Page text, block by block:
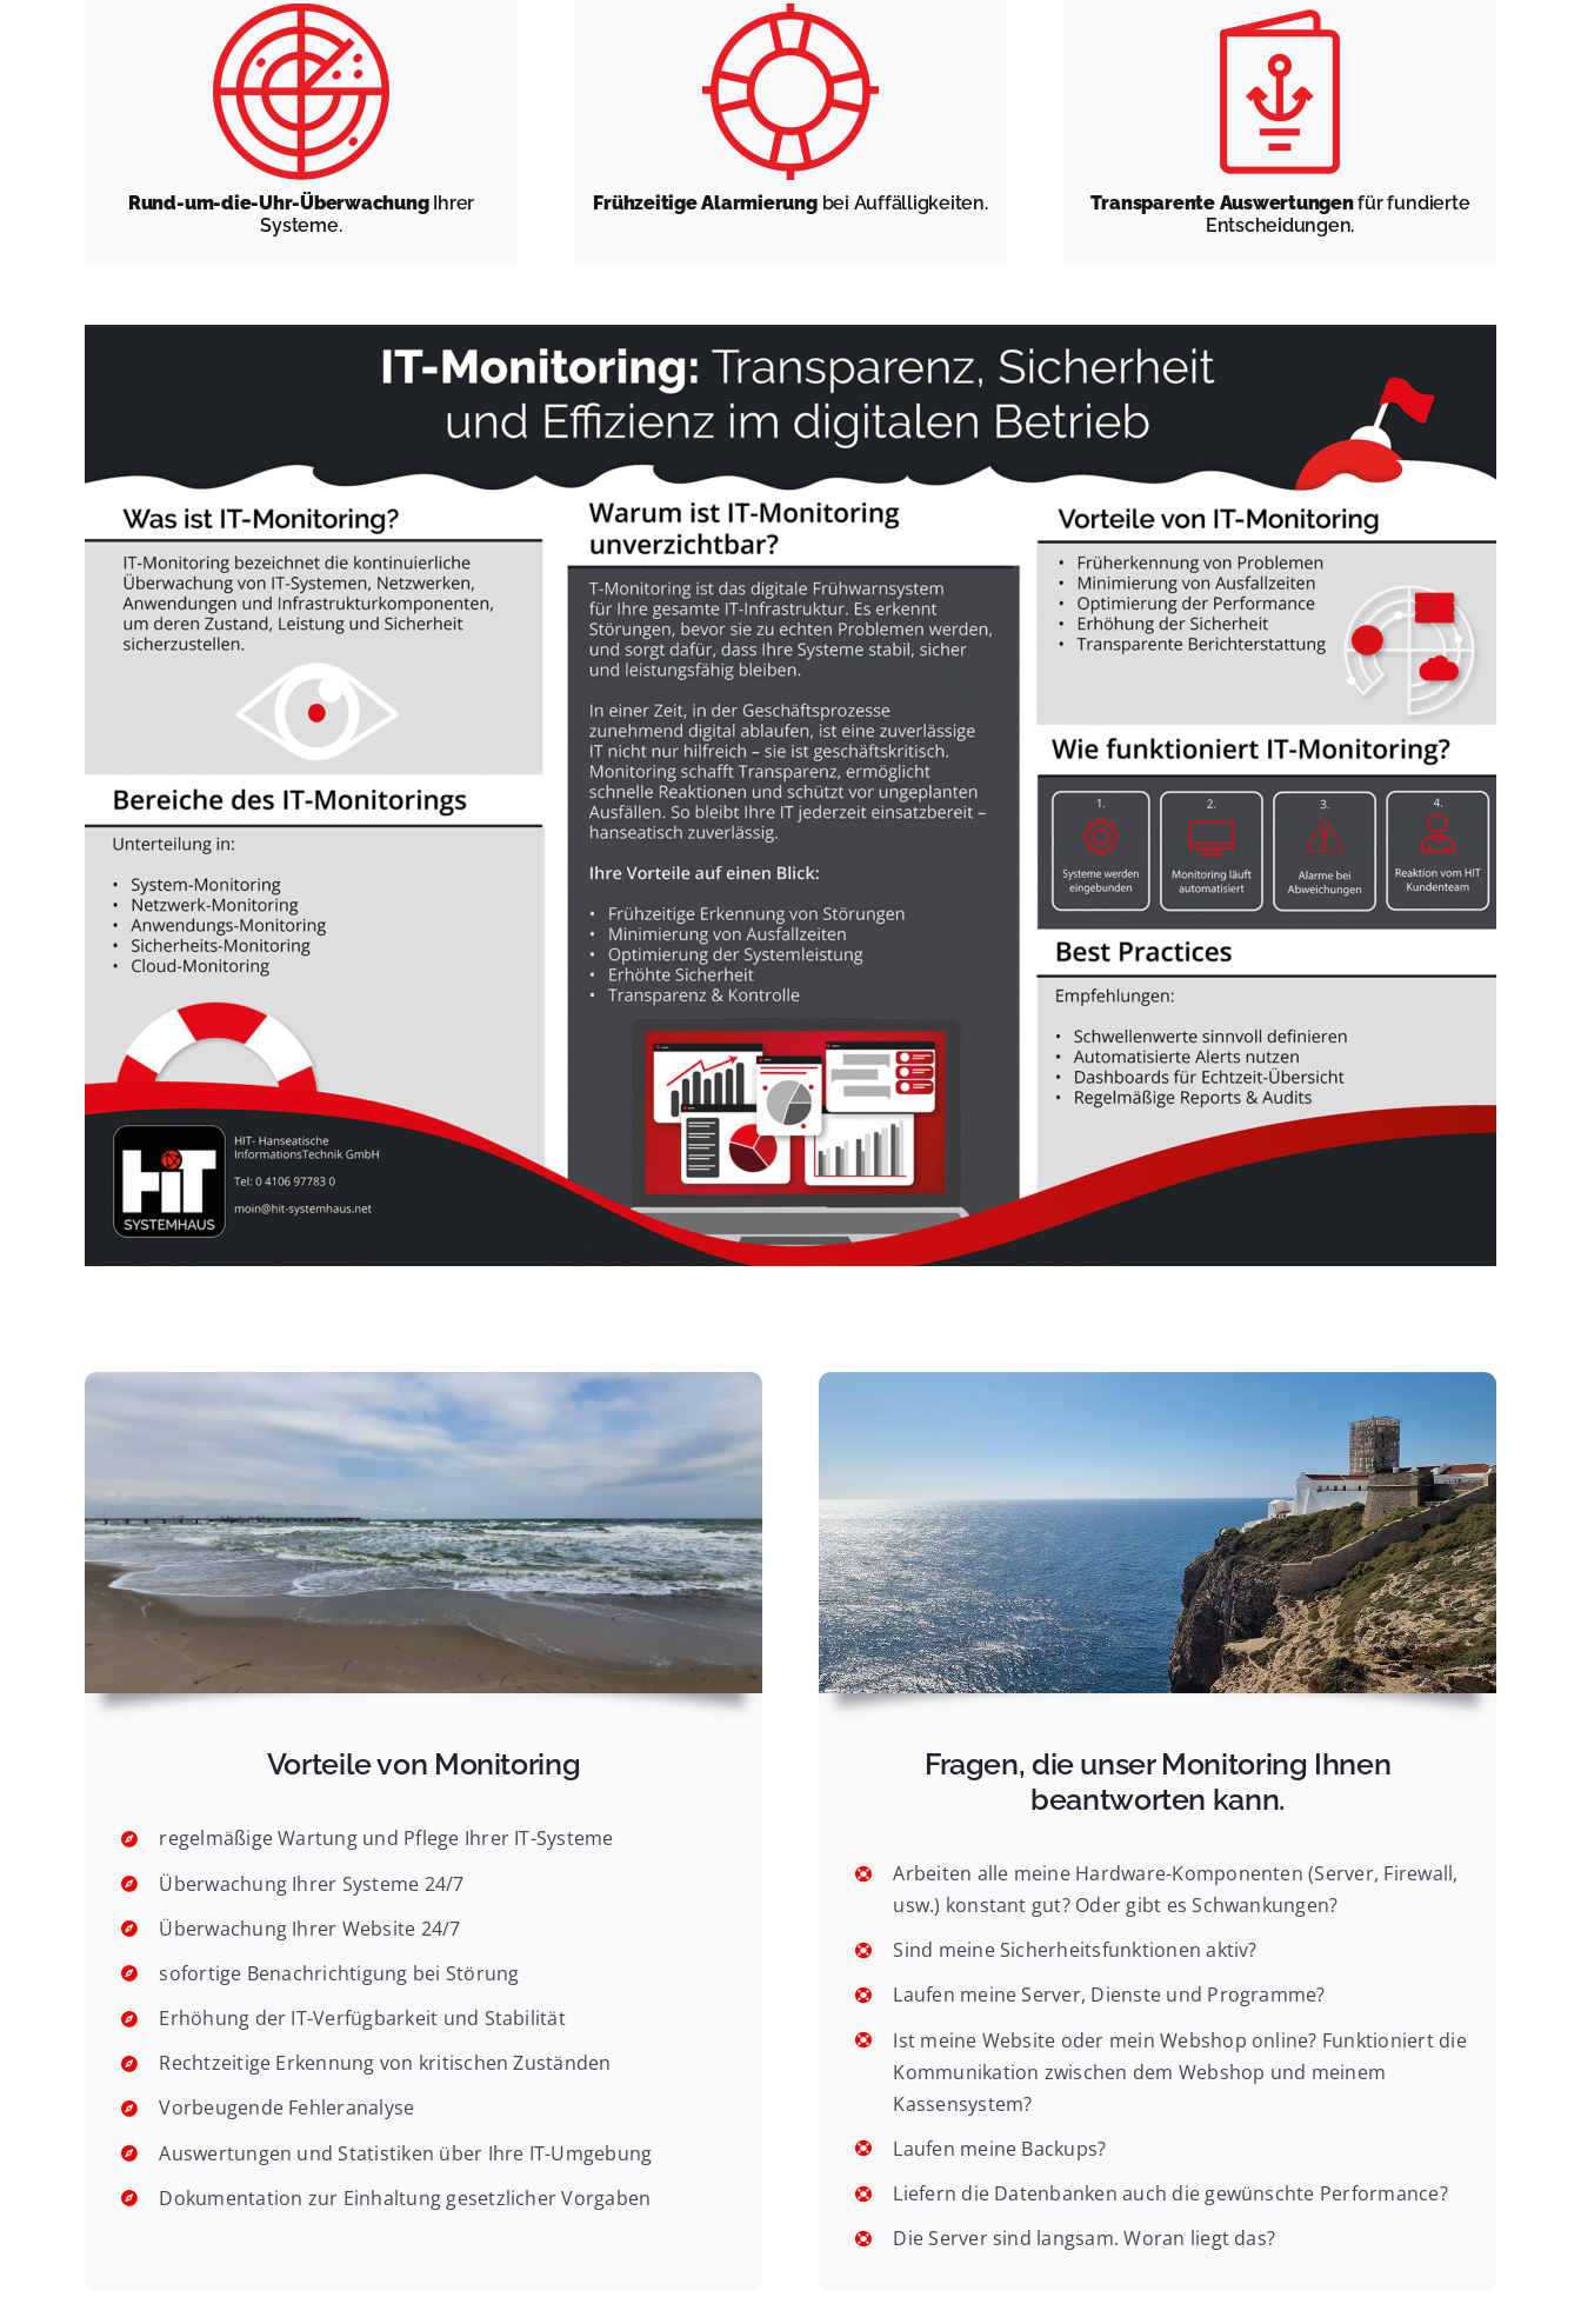
Rund-um-die-Uhr-ÜberwachungIhrer
Systeme.
Frühzeitige Alarmierungbei Auffälligkeiten. Transparente Auswertungenfür fundierte
Entscheidungen.
Vorteile von Monitoring
regelmäßige Wartung und Pflege Ihrer IT-Systeme
Überwachung Ihrer Systeme 24/7
Überwachung Ihrer Website 24/7
sofortige Benachrichtigung bei Störung
Erhöhung der IT-Verfügbarkeit und Stabilität
Rechtzeitige Erkennung von kritischen Zuständen
Vorbeugende Fehleranalyse
Auswertungen und Statistiken über Ihre IT-Umgebung
Dokumentation zur Einhaltung gesetzlicher Vorgaben
Fragen, die unser Monitoring Ihnen
beantworten kann.
Arbeiten alle meine Hardware-Komponenten (Server, Firewall,
usw.) konstant gut? Oder gibt es Schwankungen?
Sind meine Sicherheitsfunktionen aktiv?
Laufen meine Server, Dienste und Programme?
Ist meine Website oder mein Webshop online? Funktioniert die
Kommunikation zwischen dem Webshop und meinem
Kassensystem?
Laufen meine Backups?
Liefern die Datenbanken auch die gewünschte Performance?
Die Server sind langsam. Woran liegt das?